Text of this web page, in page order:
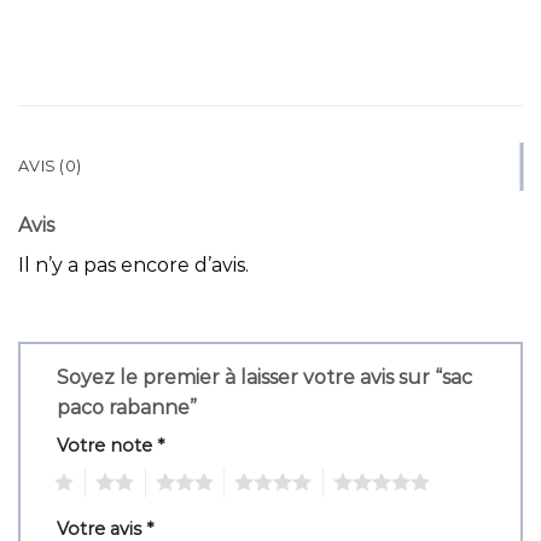
AVIS (0)
Avis
Il n’y a pas encore d’avis.
Soyez le premier à laisser votre avis sur “sac
paco rabanne”
Votre note *
Votre avis*